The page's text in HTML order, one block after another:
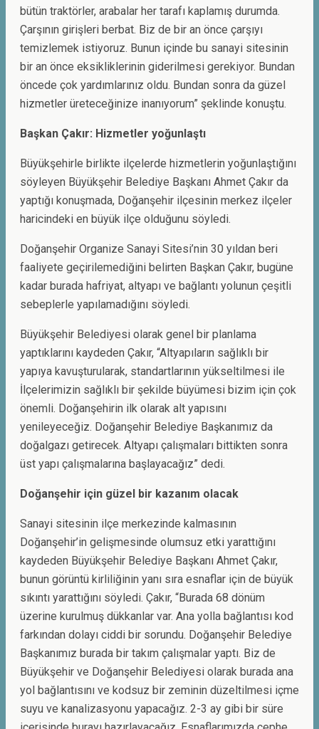
bütün traktörler, arabalar her tarafı kaplamış durumda.
Çarşının girişleri berbat. Biz de bir an önce çarşıyı
temizlemek istiyoruz. Bunun içinde bu sanayi sitesinin
bir an önce eksikliklerinin giderilmesi gerekiyor. Bundan
öncede çok yardımlarınız oldu. Bundan sonra da güzel
hizmetler üreteceğinize inanıyorum” şeklinde konuştu.
Başkan Çakır: Hizmetler yoğunlaştı
Büyükşehirle birlikte ilçelerde hizmetlerin yoğunlaştığını
söyleyen Büyükşehir Belediye Başkanı Ahmet Çakır da
yaptığı konuşmada, Doğanşehir ilçesinin merkez ilçeler
haricindeki en büyük ilçe olduğunu söyledi.
Doğanşehir Organize Sanayi Sitesi’nin 30 yıldan beri
faaliyete geçirilemediğini belirten Başkan Çakır, bugüne
kadar burada hafriyat, altyapı ve bağlantı yolunun çeşitli
sebeplerle yapılamadığını söyledi.
Büyükşehir Belediyesi olarak genel bir planlama
yaptıklarını kaydeden Çakır, “Altyapıların sağlıklı bir
yapıya kavuşturularak, standartlarının yükseltilmesi ile
İlçelerimizin sağlıklı bir şekilde büyümesi bizim için çok
önemli. Doğanşehirin ilk olarak alt yapısını
yenileyeceğiz. Doğanşehir Belediye Başkanımız da
doğalgazı getirecek. Altyapı çalışmaları bittikten sonra
üst yapı çalışmalarına başlayacağız” dedi.
Doğanşehir için güzel bir kazanım olacak
Sanayi sitesinin ilçe merkezinde kalmasının
Doğanşehir’in gelişmesinde olumsuz etki yarattığını
kaydeden Büyükşehir Belediye Başkanı Ahmet Çakır,
bunun görüntü kirliliğinin yanı sıra esnaflar için de büyük
sıkıntı yarattığını söyledi. Çakır, “Burada 68 dönüm
üzerine kurulmuş dükkanlar var. Ana yolla bağlantısı kod
farkından dolayı ciddi bir sorundu. Doğanşehir Belediye
Başkanımız burada bir takım çalışmalar yaptı. Biz de
Büyükşehir ve Doğanşehir Belediyesi olarak burada ana
yol bağlantısını ve kodsuz bir zeminin düzeltilmesi içme
suyu ve kanalizasyonu yapacağız. 2-3 ay gibi bir süre